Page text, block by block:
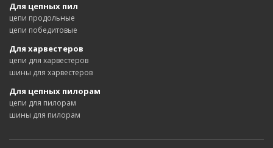
Для цепных пил
цепи продольные
цепи победитовые
Для харвестеров
цепи для харвестеров
шины для харвестеров
Для цепных пилорам
цепи для пилорам
шины для пилорам